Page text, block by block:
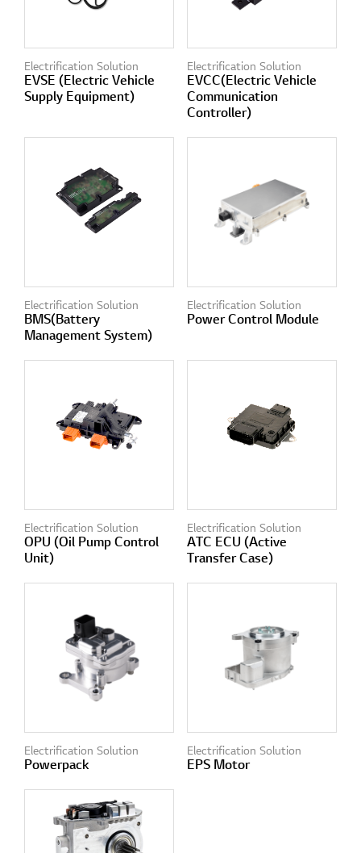
Electrification Solution
EVSE (Electric Vehicle
Supply Equipment)
Electrification Solution
EVCC(Electric Vehicle
Communication
Controller)
Electrification Solution
BMS(Battery
Management System)
Electrification Solution
Power Control Module
Electrification Solution
OPU (Oil Pump Control
Unit)
Electrification Solution
ATC ECU (Active
Transfer Case)
Electrification Solution
Powerpack
Electrification Solution
EPS Motor